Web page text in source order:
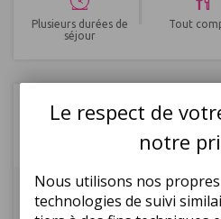
Le respect de
notre
Nous utilisons nos
technologies de suivi
Plusieurs durées de
séjour
Tout
Tunisie
Hôtel Méhari